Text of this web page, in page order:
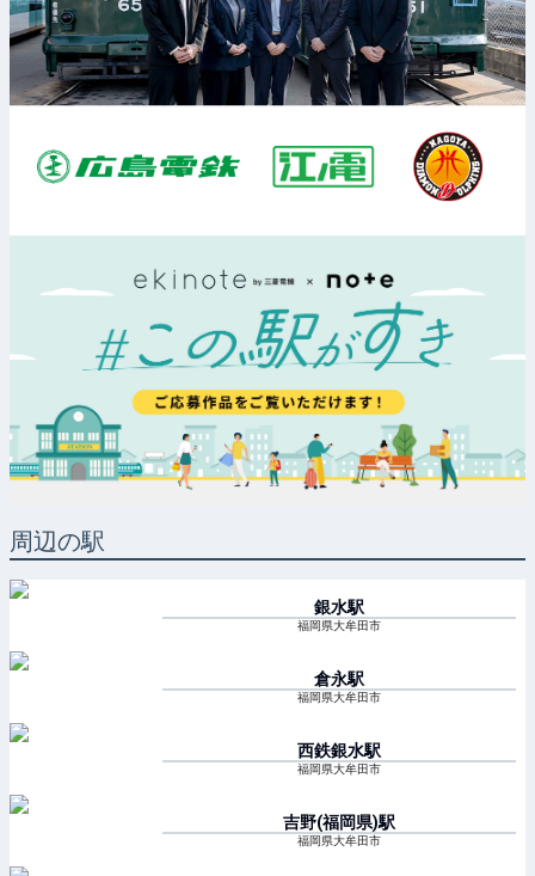
周辺の駅
銀水駅
福岡県大牟田市
倉永駅
福岡県大牟田市
西鉄銀水駅
福岡県大牟田市
吉野(福岡県)駅
福岡県大牟田市